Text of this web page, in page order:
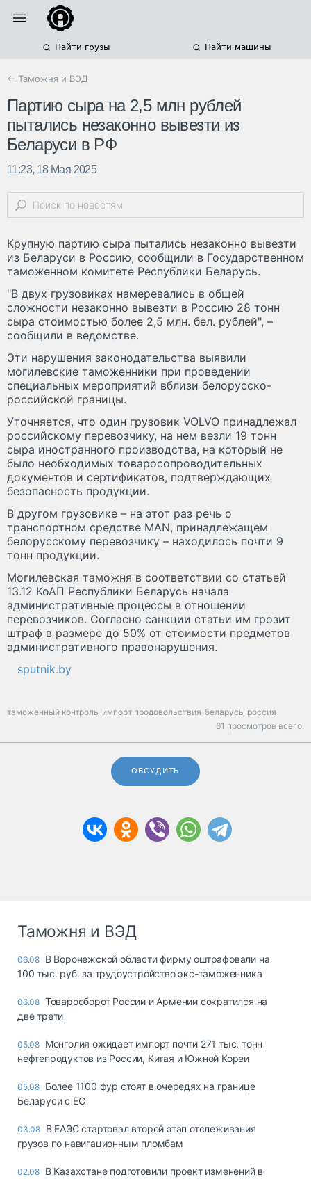
Найти грузы Найти машины
← Таможня и ВЭД
Партию сыра на 2,5 млн рублей
пытались незаконно вывезти из
Беларуси в РФ
11:23, 18 Мая 2025
Крупную партию сыра пытались незаконно вывезти
из Беларуси в Россию, сообщили в Государственном
таможенном комитете Республики Беларусь.
"В двух грузовиках намеревались в общей
сложности незаконно вывезти в Россию 28 тонн
сыра стоимостью более 2,5 млн. бел. рублей", –
сообщили в ведомстве.
Эти нарушения законодательства выявили
могилевские таможенники при проведении
специальных мероприятий вблизи белорусско-
российской границы.
Уточняется, что один грузовик VOLVO принадлежал
российскому перевозчику, на нем везли 19 тонн
сыра иностранного производства, на который не
было необходимых товаросопроводительных
документов и сертификатов, подтверждающих
безопасность продукции.
В другом грузовике – на этот раз речь о
транспортном средстве MAN, принадлежащем
белорусскому перевозчику – находилось почти 9
тонн продукции.
Могилевская таможня в соответствии со статьей
13.12 КоАП Республики Беларусь начала
административные процессы в отношении
перевозчиков. Согласно санкции статьи им грозит
штраф в размере до 50% от стоимости предметов
административного правонарушения.
sputnik.by
таможенный контроль импорт продовольствия беларусь россия
61 просмотров всего.
ОБСУДИТЬ
Таможня и ВЭД
06.08 В Воронежской области фирму оштрафовали на
100 тыс. руб. за трудоустройство экс-таможенника
06.08 Товарооборот России и Армении сократился на
две трети
05.08 Монголия ожидает импорт почти 271 тыс. тонн
нефтепродуктов из России, Китая и Южной Кореи
05.08 Более 1100 фур стоят в очередях на границе
Беларуси с ЕС
03.08 В ЕАЭС стартовал второй этап отслеживания
грузов по навигационным пломбам
02.08 В Казахстане подготовили проект изменений в